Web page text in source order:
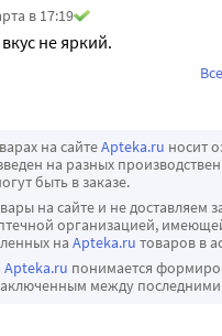
в 17:19
не яркий.
на сайтеApteka.ru носит
на разных
быть в заказе.
на сайте и не доставляем
организацией,
на Apteka.ru товаров в
Apteka.ru понимается
между